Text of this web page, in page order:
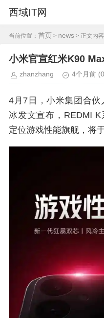
西域IT网
当前位置： 首页 > news > 正文内容
小米官宣红米K90
zhanzhang 4个月前
4月7日，小米集团合
冰发文宣布，REDMI K
定位游戏性能旗舰，将